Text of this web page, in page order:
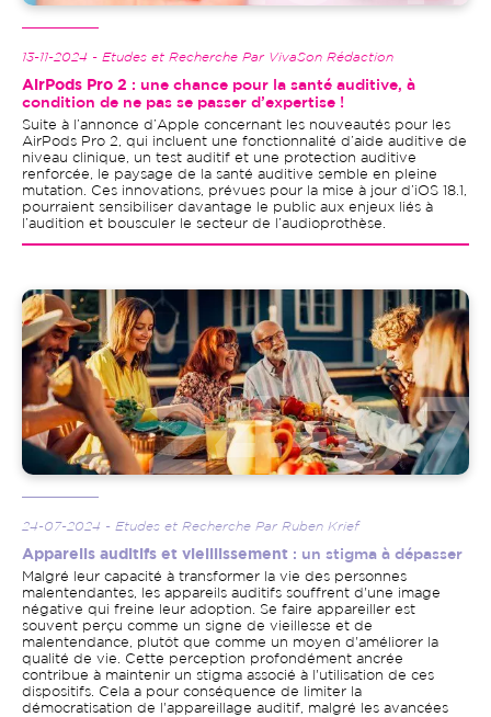
13-11-2024 - Etudes et Recherche Par VivaSon Rédaction
AirPods Pro 2 : une chance pour la santé auditive, à
condition de ne pas se passer d’expertise !
Suite à l’annonce d’Apple concernant les nouveautés pour les
AirPods Pro 2, qui incluent une fonctionnalité d’aide auditive de
niveau clinique, un test auditif et une protection auditive
renforcée, le paysage de la santé auditive semble en pleine
mutation. Ces innovations, prévues pour la mise à jour d’iOS 18.1,
pourraient sensibiliser davantage le public aux enjeux liés à
l’audition et bousculer le secteur de l’audioprothèse.
Image
24-07-2024 - Etudes et Recherche Par Ruben Krief
Appareils auditifs et vieillissement : un stigma à dépasser
Malgré leur capacité à transformer la vie des personnes
malentendantes, les appareils auditifs souffrent d'une image
négative qui freine leur adoption. Se faire appareiller est
souvent perçu comme un signe de vieillesse et de
malentendance, plutôt que comme un moyen d'améliorer la
qualité de vie. Cette perception profondément ancrée
contribue à maintenir un stigma associé à l'utilisation de ces
dispositifs. Cela a pour conséquence de limiter la
démocratisation de l'appareillage auditif, malgré les avancées